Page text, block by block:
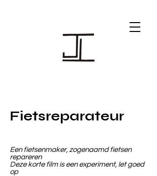
Fietsreparateur
Een fietsenmaker, zogenaamd fietsen
repareren
Deze korte film is een experiment, let goed
op